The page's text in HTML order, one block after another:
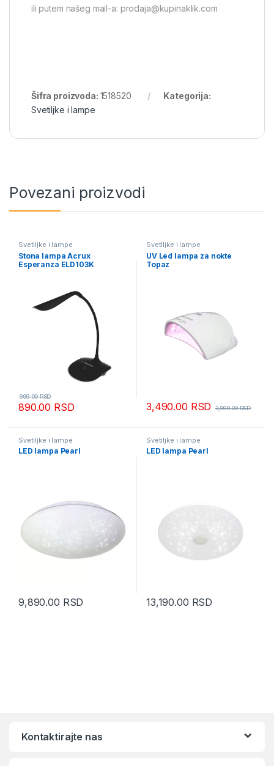
ili putem našeg mail-a: prodaja@kupinaklik.com
Šifra proizvoda: 1518520
Kategorija:
Svetiljke i lampe
Povezani proizvodi
Svetiljke i lampe
Stona lampa Acrux
Esperanza ELD103K
890.00 RSD
999.00RSD
Svetiljke i lampe
UV Led lampa za nokte
Topaz
3,490.00 RSD 3,990.00RSD
Svetiljke i lampe
LED lampa Pearl
9,890.00 RSD
Svetiljke i lampe
LED lampa Pearl
13,190.00 RSD
Kontaktirajte nas